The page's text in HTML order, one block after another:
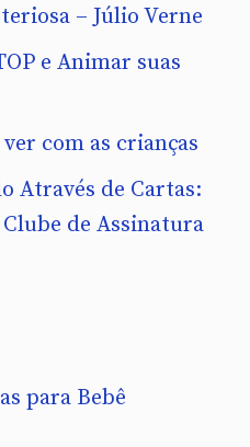
– Júlio Verne
e Animar suas
com as crianças
Através de Cartas:
de Assinatura
para Bebê